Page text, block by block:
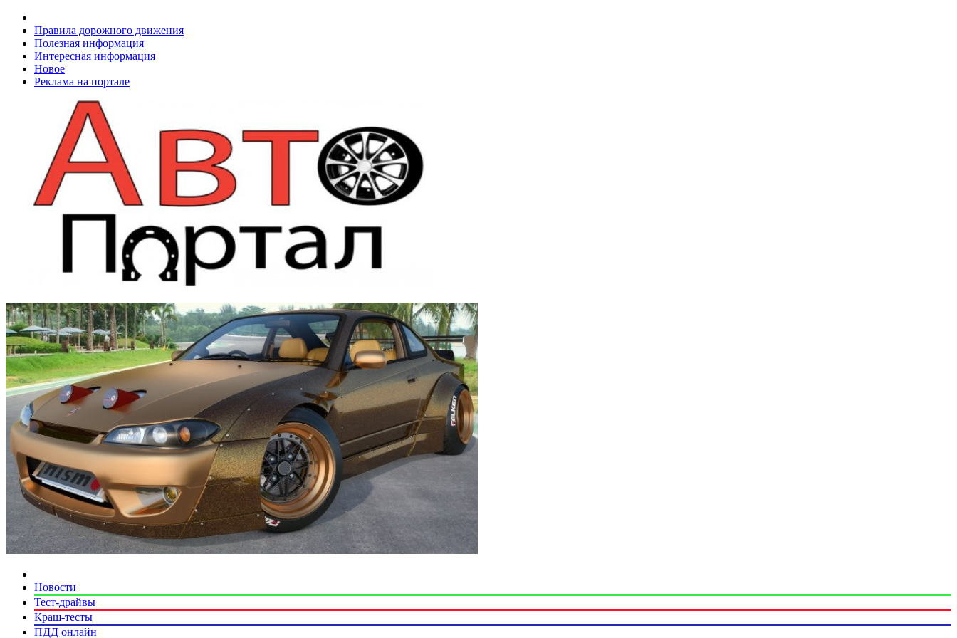
Правила дорожного движения
Полезная информация
Интересная информация
Новое
Реклама на портале
Новости
Тест-драйвы
Краш-тесты
ПДД онлайн